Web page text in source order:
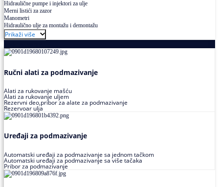
Hidraulične pumpe i injektori za ulje
Merni listići za zazor
Manometri
Hidraulično ulje za montažu i demontažu
Prikaži više
Ručni alati za podmazivanje
Alati za rukovanje mašću
Alati za rukovanje uljem
Rezervni deo,pribor za alate za podmazivanje
Rezervoar ulja
Uređaji za podmazivanje
Automatski uređaji za podmazivanje sa jednom tačkom
Automatski uređaji za podmazivanje sa više tačaka
Pribor za podmazivanje